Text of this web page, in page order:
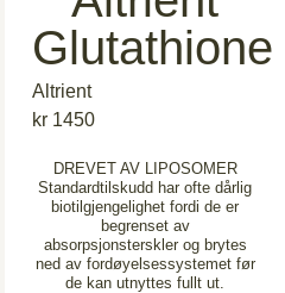
Glutathione
Altrient
kr1450
DREVET AV LIPOSOMER
Standardtilskudd har ofte dårlig
biotilgjengelighet fordi de er
begrenset av
absorpsjonsterskler og brytes
ned av fordøyelsessystemet før
de kan utnyttes fullt ut.